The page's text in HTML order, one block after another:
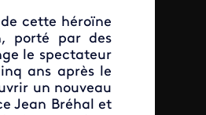
cette héroïne
porté par des
le spectateur
ans après le
un nouveau
Jean Bréhal et